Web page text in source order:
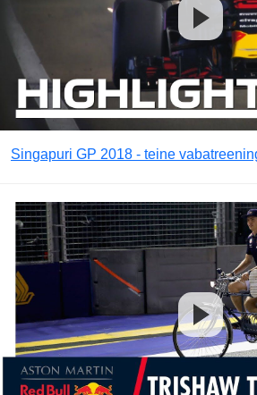
Singapuri GP 2018 - teine